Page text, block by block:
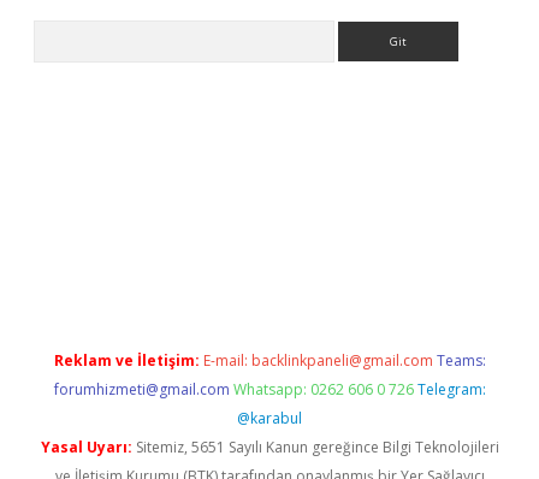
Reklam ve İletişim: E-mail: backlinkpaneli@gmail.com Teams:
forumhizmeti@gmail.com Whatsapp: 0262 606 0 726 Telegram:
@karabul
Yasal Uyarı: Sitemiz, 5651 Sayılı Kanun gereğince Bilgi Teknolojileri